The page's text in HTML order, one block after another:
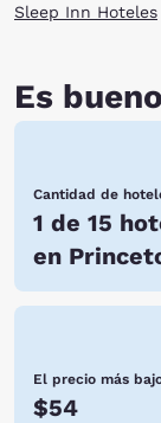
Sleep Inn Hoteles
Es
Cantidad de
1 de 15
en
El precio más
$54